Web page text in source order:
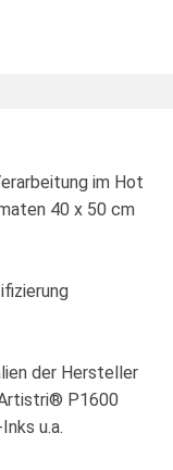
im Hot
40 x 50 cm
der Hersteller
Artistri® P1600
u.a.